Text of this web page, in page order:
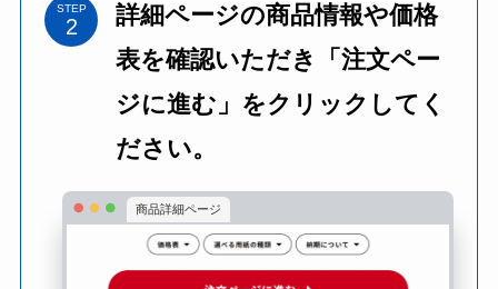
STEP
詳細ページの商品情報や価格
表を確認いただき
「注文ペー
ジに進む」をクリックしてく
ださい。
商品詳細ページ